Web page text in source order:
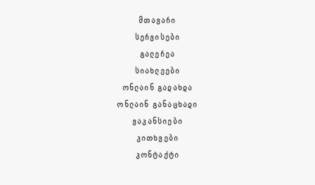
ᲛᲗᲐᲕᲐᲠᲘ
ᲡᲔᲠᲕᲘᲡᲔᲑᲘ
ᲒᲐᲚᲔᲠᲔᲐ
ᲡᲘᲐᲮᲚᲔᲔᲑᲘ
ᲝᲜᲚᲐᲘᲜ ᲒᲐᲓᲐᲮᲓᲐ
ᲝᲜᲚᲐᲘᲜ ᲒᲐᲜᲐᲪᲮᲐᲓᲘ
ᲕᲐᲙᲐᲜᲡᲘᲔᲑᲘ
ᲙᲘᲗᲮᲕᲔᲑᲘ
ᲙᲝᲜᲢᲐᲥᲢᲘ